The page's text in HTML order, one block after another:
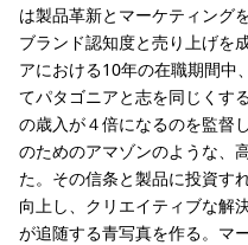
は製品革新とマーケティング
ブランド認知度と売り上げを
アにおける10年の在職期間中
てパタゴニアと志を同じくす
の歳入が４倍になるのを監督
のためのアマゾンのような、
た。その信条と製品に投資す
向上し、クリエイティブな解
が追随する青写真を作る。マ